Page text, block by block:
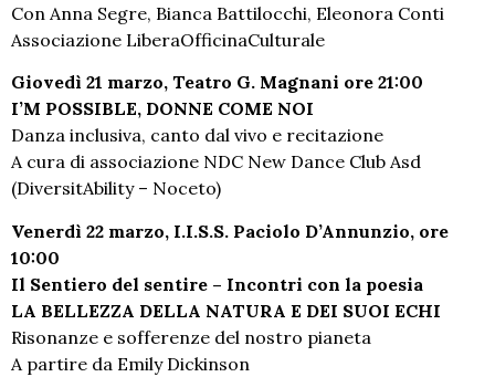
Con Anna Segre, Bianca Battilocchi, Eleonora Conti
Associazione LiberaOfficinaCulturale
Giovedì 21 marzo, Teatro G. Magnani ore 21:00
I’M POSSIBLE, DONNE COME NOI
Danza inclusiva, canto dal vivo e recitazione
A cura di associazione NDC New Dance Club Asd
(DiversitAbility – Noceto)
Venerdì 22 marzo, I.I.S.S. Paciolo D’Annunzio, ore
10:00
Il Sentiero del sentire – Incontri con la poesia
LA BELLEZZA DELLA NATURA E DEI SUOI ECHI
Risonanze e sofferenze del nostro pianeta
A partire da Emily Dickinson